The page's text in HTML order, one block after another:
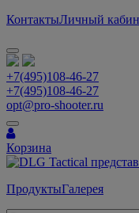
КонтактыЛичный
+7(495)108-46-27
+7(495)108-46-27
opt@pro-shooter.ru
Корзина
ПродуктыГалерея